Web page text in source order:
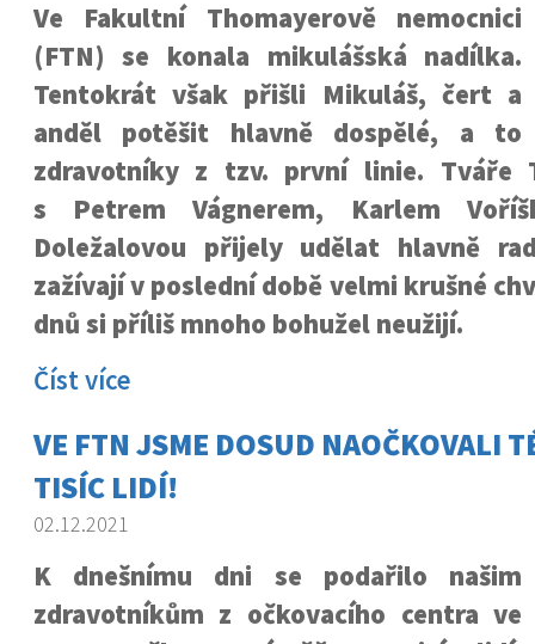
Ve Fakultní Thomayerově nemocnici
(FTN) se konala mikulášská nadílka.
Tentokrát však přišli Mikuláš, čert a
anděl potěšit hlavně dospělé, a to
zdravotníky z tzv. první linie. Tváře
s Petrem Vágnerem, Karlem
Doležalovou přijely udělat hlavně
zažívají v poslední době velmi krušné
dnů si příliš mnoho bohužel neužijí.
Číst více
VE FTN JSME DOSUD NAOČKOVALI
TISÍC LIDÍ!
02.12.2021
K dnešnímu dni se podařilo našim
zdravotníkům z očkovacího centra ve